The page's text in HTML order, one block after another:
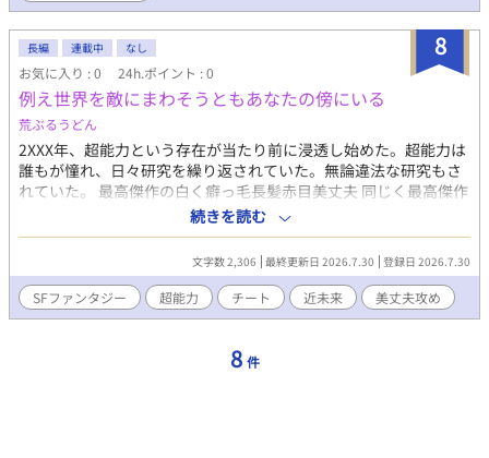
8
長編 連載中 なし
お気に入り : 0 24h.ポイント : 0
例え世界を敵にまわそうともあなたの傍にいる
荒ぶるうどん
2XXX年、超能力という存在が当たり前に浸透し始めた。超能力は
誰もが憧れ、日々研究を繰り返されていた。無論違法な研究もさ
れていた。 最高傑作の白く癖っ毛長髪赤目美丈夫 同じく最高傑作
の白髪ロングヘア、紫色の瞳の大人の色気のあるミステリアスな
男 それぞれ優秀であった。だが研究所を脱走し、表社会に馴染も
うとしていた。 「お前はよぉ…自分の自由とか。」 「リーダー…
俺はあなたのものだ。」 「…ったく。」 これは互いに激重クソ重
感情を向ける二人の物語である。
続きを読む
文字数 2,306 最終更新日 2026.7.30 登録日 2026.7.30
SFファンタジー 超能力 チート 近未来 美丈夫攻め
8 件